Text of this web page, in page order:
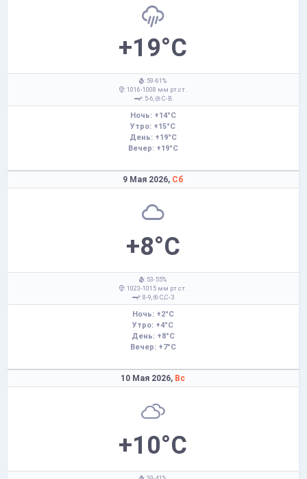
+19°C
: 59-61%
: 1016-1008 мм рт.ст.
: 5-6,
С-В
Ночь: +14°C
Утро: +15°C
День: +19°C
Вечер: +19°C
9 Мая 2026, Сб
+8°C
: 53-55%
: 1023-1015 мм рт.ст.
: 8-9,
С,С-З
Ночь: +2°C
Утро: +4°C
День: +8°C
Вечер: +7°C
10 Мая 2026, Вс
+10°C